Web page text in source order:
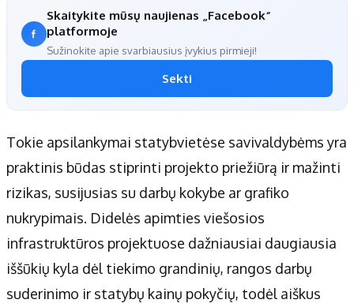
Skaitykite mūsų naujienas „Facebook“
platformoje
Sužinokite apie svarbiausius įvykius pirmieji!
Sekti
Tokie apsilankymai statybvietėse savivaldybėms yra
praktinis būdas stiprinti projekto priežiūrą ir mažinti
rizikas, susijusias su darbų kokybe ar grafiko
nukrypimais. Didelės apimties viešosios
infrastruktūros projektuose dažniausiai daugiausia
iššūkių kyla dėl tiekimo grandinių, rangos darbų
suderinimo ir statybų kainų pokyčių, todėl aiškus